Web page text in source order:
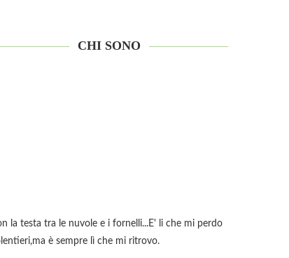
CHI SONO
la testa tra le nuvole e i fornelli...E' li che mi perdo
è sempre lì che mi ritrovo.